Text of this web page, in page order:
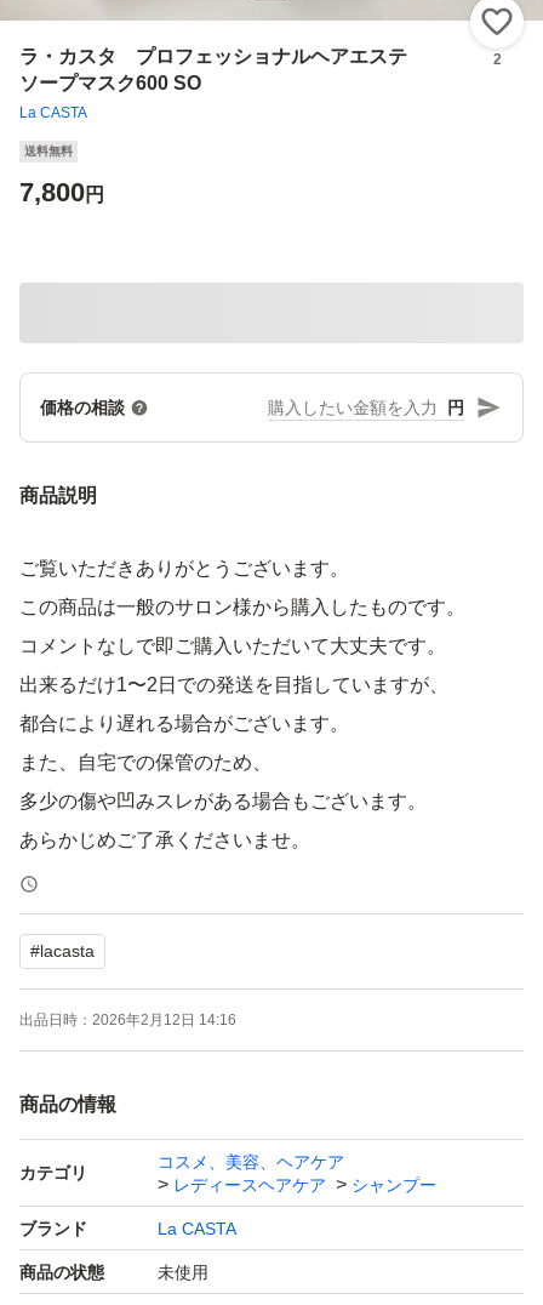
ラ・カスタ プロフェッショナルヘアエステ
ソープマスク600 SO
La CASTA
2
送料無料
7,800円
価格の相談 円
商品説明
ご覧いただきありがとうございます。
この商品は一般のサロン様から購入したものです。
コメントなしで即ご購入いただいて大丈夫です。
出来るだけ1〜2日での発送を目指していますが、
都合により遅れる場合がございます。
また、自宅での保管のため、
多少の傷や凹みスレがある場合もございます。
あらかじめご了承くださいませ。
すり替え防止のためご購入後の返品、交換は
基本的に受け付けておりません。
お気軽にコメントくださいませ。
#新品未使用 #未開封 #即購入ok
#lacasta
出品日時： 2026年2月12日 14:16
商品の情報
カテゴリ
コスメ、美容、ヘアケア
レディースヘアケア
シャンプー
ブランド La CASTA
商品の状態 未使用